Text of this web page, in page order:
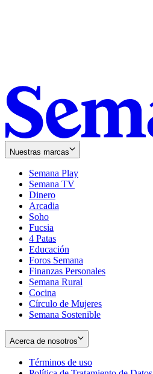
Nuestras marcas
Semana Play
Semana TV
Dinero
Arcadia
Soho
in
new
window
Fucsia
in
new
window
4 Patas
Educación
Foros Semana
Finanzas Personales
Semana Rural
Cocina
Círculo de Mujeres
Semana Sostenible
Acerca de nosotros
Términos de uso